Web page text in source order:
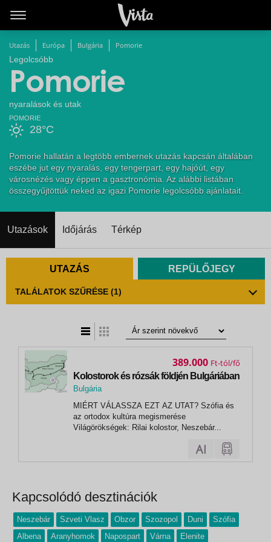
Utazás Európa Bulgária Pomorie
Legolcsóbb
Pomorie
nyaralások és utak
28°C
POMORIE
Pomorie hallatán a legtöbb embernek utazás kapcsán általában
eszébe jut egy nyaralás, egy tengerpart, egy hajóút, egy
városnézés vagy éppen a gasztronómia. Az alábbi listában
összegyűjtöttük neked az igazi Pomorie legolcsóbb ajánlatait.
Utazások Időjárás Térkép
UTAZÁS REPÜLŐJEGY
TALÁLATOK SZŰRÉSE (1)
Kolostorok és rózsák földjén Bulgáriában
Bulgária
, Napospart (Sunny Beach)
MIÉRT VÁLASSZA EZT AZ UTAT? Szófia és
az ortodox kultúra megismerése
Világörökségek: Rilai kolostor, Neszebár...
389.000 Ft
Kapcsolódó desztinációk
Neszebár Szveti Vlasz Obzor Szozopol Duni
Szófia
Albena
Aranyhomok Napospart Várna Elenite